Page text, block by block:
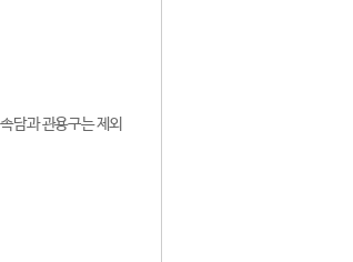
담과 관용구는 제외